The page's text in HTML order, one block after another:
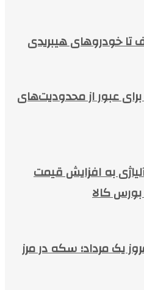
تا خودروهای هیبریدی
عبور از محدودیت‌های
به افزایش قیمت
کالا
یک مرداد؛ سکه در مرز